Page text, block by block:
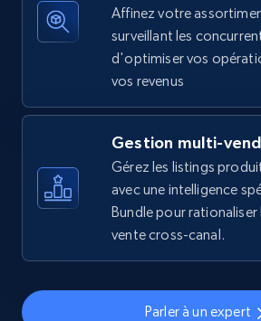
Walmart - products - Find new
using specific category URL
URL, Final price, Sku, Currency,
Specifications, Image urls, Top
5.6K+
Walmart - products - Collects
specific keywords
Affinez votre
surveillant les
d'optimiser vos
vos revenus
Gestion multi-
Gérez les listings
avec une intelligence
Bundle pour
vente cross-canal.
Parler à un expert